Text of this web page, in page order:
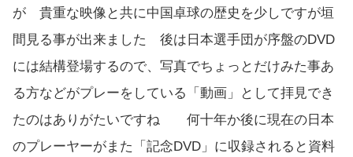
が 貴重な映像と共に中国卓球の歴史を少しですが垣
間見る事が出来ました 後は日本選手団が序盤のDVD
には結構登場するので、写真でちょっとだけみた事あ
る方などがプレーをしている「動画」として拝見でき
たのはありがたいですね 何十年か後に現在の日本
のプレーヤーがまた「記念DVD」に収録されると資料